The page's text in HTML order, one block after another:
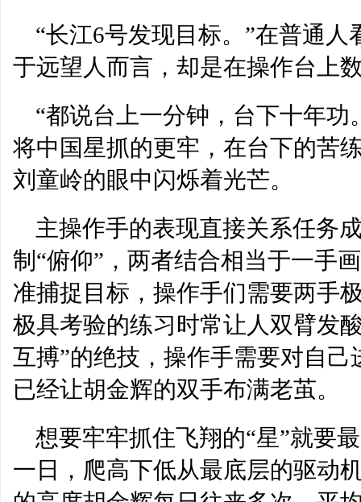
“长江6号发现目标。”在普通
于远望人而言，却是在操作台上
“都说台上一分钟，台下十年
将中国星抓的更牢，在台下的苦
刘童岭的眼中闪烁着光芒。
主操作手的表现直接关系任务
制“俯仰”，两者结合相当于一手
准捕捉目标，操作手们需要两手
极具考验的练习时常让人双臂发
互搏”的绝技，操作手需要对自
已经让胡金辉的双手布满老茧。
想要牢牢抓住飞翔的“星”就要
一日，爬高下低从最底层的驱动